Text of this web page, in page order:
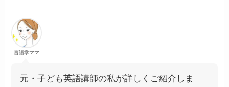
言語学ママ
元・子ども英語講師の私が詳しくご紹介しま